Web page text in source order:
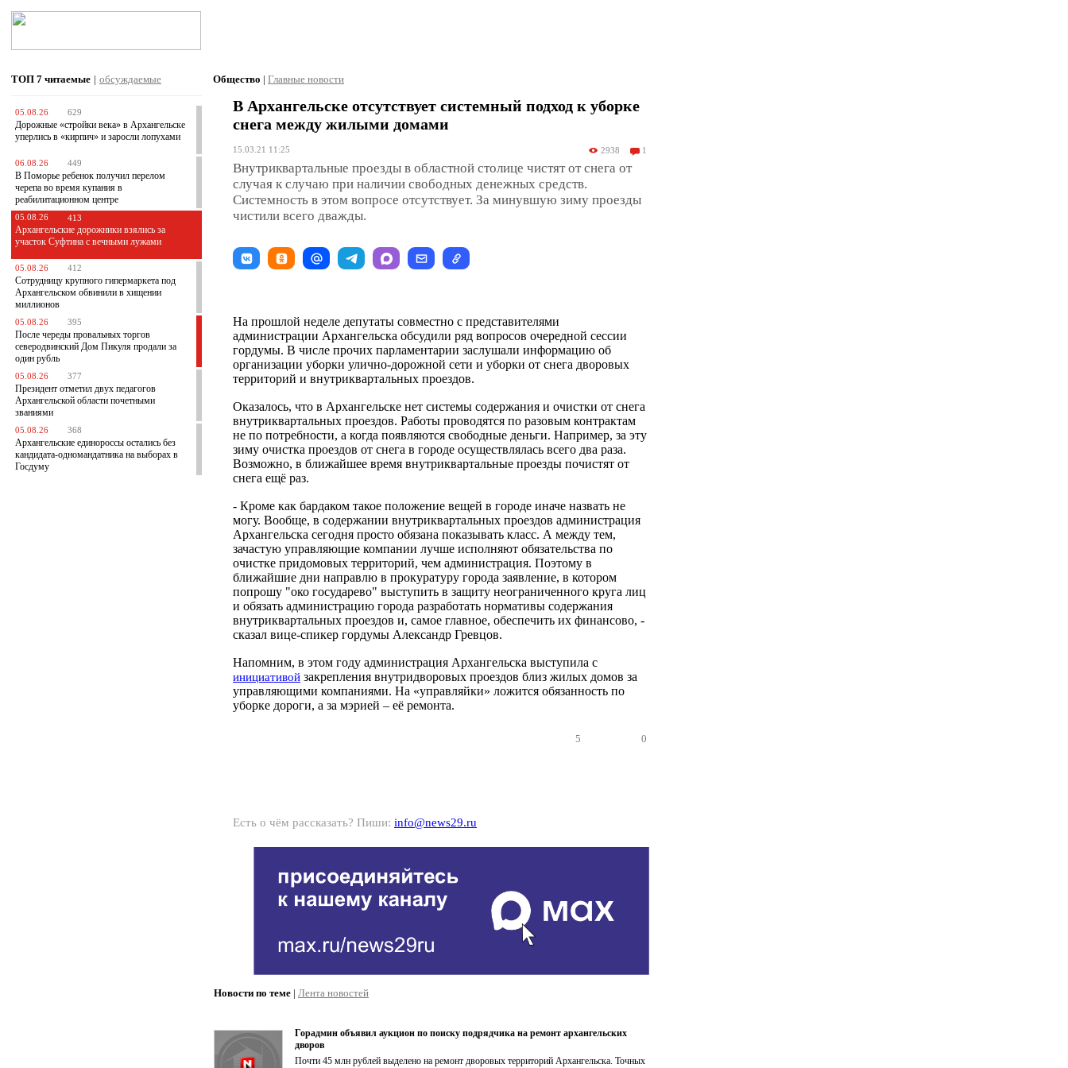
ТОП 7 читаемые | обсуждаемые
05.08.26 629
Дорожные «стройки века» в Архангельске
уперлись в «кирпич» и заросли лопухами
06.08.26 449
В Поморье ребенок получил перелом
черепа во время купания в
реабилитационном центре
05.08.26 413
Архангельские дорожники взялись за
участок Суфтина с вечными лужами
05.08.26 412
Сотрудницу крупного гипермаркета под
Архангельском обвинили в хищении
миллионов
05.08.26 395
После череды провальных торгов
северодвинский Дом Пикуля продали за
один рубль
05.08.26 377
Президент отметил двух педагогов
Архангельской области почетными
званиями
05.08.26 368
Архангельские единороссы остались без
кандидата-одномандатника на выборах в
Госдуму
Общество | Главные новости
В Архангельске отсутствует системный подход к уборке
снега между жилыми домами
15.03.21 11:25 2938 1
Внутриквартальные проезды в областной столице чистят от снега от
случая к случаю при наличии свободных денежных средств.
Системность в этом вопросе отсутствует. За минувшую зиму проезды
чистили всего дважды.
На прошлой неделе депутаты совместно с представителями
администрации Архангельска обсудили ряд вопросов очередной сессии
гордумы. В числе прочих парламентарии заслушали информацию об
организации уборки улично-дорожной сети и уборки от снега дворовых
территорий и внутриквартальных проездов.
Оказалось, что в Архангельске нет системы содержания и очистки от снега
внутриквартальных проездов. Работы проводятся по разовым контрактам
не по потребности, а когда появляются свободные деньги. Например, за эту
зиму очистка проездов от снега в городе осуществлялась всего два раза.
Возможно, в ближайшее время внутриквартальные проезды почистят от
снега ещё раз.
- Кроме как бардаком такое положение вещей в городе иначе назвать не
могу. Вообще, в содержании внутриквартальных проездов администрация
Архангельска сегодня просто обязана показывать класс. А между тем,
зачастую управляющие компании лучше исполняют обязательства по
очистке придомовых территорий, чем администрация. Поэтому в
ближайшие дни направлю в прокуратуру города заявление, в котором
попрошу "око государево" выступить в защиту неограниченного круга лиц
и обязать администрацию города разработать нормативы содержания
внутриквартальных проездов и, самое главное, обеспечить их финансово, -
сказал вице-спикер гордумы Александр Гревцов.
Напомним, в этом году администрация Архангельска выступила с
инициативой закрепления внутридворовых проездов близ жилых домов за
управляющими компаниями. На «управляйки» ложится обязанность по
уборке дороги, а за мэрией – её ремонта.
5 0
Есть о чём рассказать? Пиши: info@news29.ru
Новости по теме | Лента новостей
Горадмин объявил аукцион по поиску подрядчика на ремонт архангельских
дворов
Почти 45 млн рублей выделено на ремонт дворовых территорий Архангельска. Точных